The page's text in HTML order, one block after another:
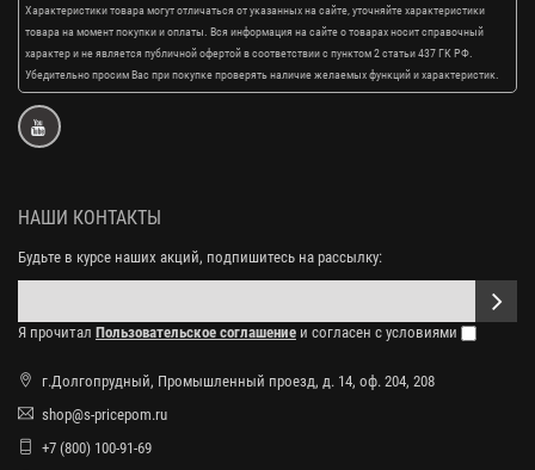
Характеристики товара могут отличаться от указанных на сайте, уточняйте характеристики
товара на момент покупки и оплаты. Вся информация на сайте о товарах носит справочный
характер и не является публичной офертой в соответствии с пунктом 2 статьи 437 ГК РФ.
Убедительно просим Вас при покупке проверять наличие желаемых функций и характеристик.
НАШИ КОНТАКТЫ
Будьте в курсе наших акций, подпишитесь на рассылку:
Я прочитал Пользовательское соглашение и согласен с условиями
г.Долгопрудный, Промышленный проезд, д. 14, оф. 204, 208
shop@s-pricepom.ru
+7 (800) 100-91-69